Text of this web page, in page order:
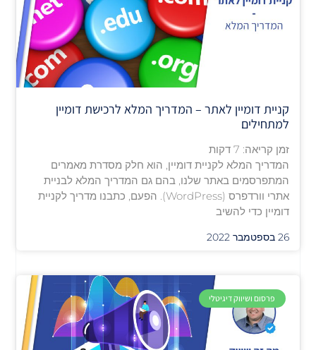
קניית דומיין לאתר – המדריך המלא לרכישת דומיין
למתחילים
זמן קריאה: 7 דקות
המדריך המלא לקניית דומיין, הוא חלק מסדרת מאמרים
המתפרסמים באתר שלנו, בהם גם המדריך המלא לבניית
אתרי וורדפרס (WordPress). הפעם, כתבנו מדריך לקניית
דומיין כדי להשיב
26 בספטמבר 2022
פרסום ושיווק דיגיטלי